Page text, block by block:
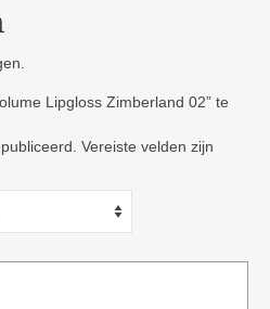
Lipgloss Zimberland 02” te
Vereiste velden zijn